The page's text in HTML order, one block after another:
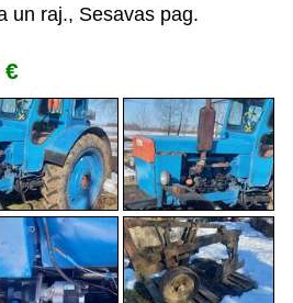
un raj., Sesavas pag.
€